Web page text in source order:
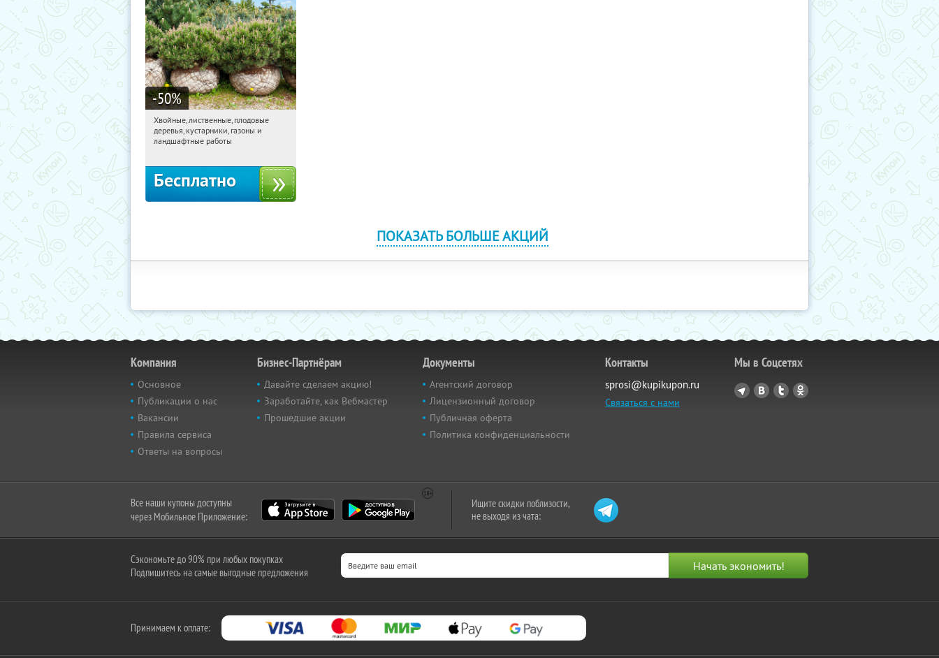
-50%
08:31:51 Получили:
Павелецкая
Угрешская
Хвойные, лиственные, плодовые
деревья, кустарники, газоны и
ландшафтные работы
Бесплатно
ПОКАЗАТЬ БОЛЬШЕ АКЦИЙ
Компания
Основное
Публикации о нас
Вакансии
Правила сервиса
Ответы на вопросы
Бизнес-Партнёрам
Давайте сделаем акцию!
Заработайте, как Вебмастер
Прошедшие акции
Документы
Агентский договор
Лицензионный договор
Публичная оферта
Политика конфиденциальности
Контакты
sprosi@kupikupon.ru
Связаться с нами
Мы в Соцсетях
Все наши купоны доступны
через Мобильное Приложение:
Ищите скидки поблизости,
не выходя из чата:
Сэкономьте до 90% при любых покупках
Подпишитесь на самые выгодные предложения
Принимаем к оплате: